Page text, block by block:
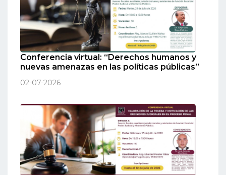
Conferencia virtual: “Derechos humanos y
nuevas amenazas en las políticas públicas”
02-07-2026